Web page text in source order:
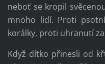
neboť se kropil
mnoho lidí. Proti
korálky, proti uhranutí
Když dítko přinesli od